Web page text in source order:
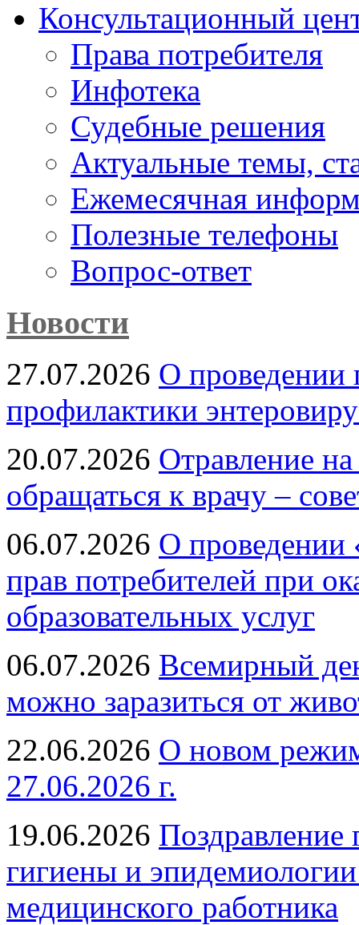
Консультационный
Права потребителя
Инфотека
Судебные решения
Актуальные темы,
Ежемесячная
Полезные телефоны
Вопрос-ответ
Новости
27.07.2026 О проведении
профилактики
20.07.2026 Отравление
обращаться к врачу –
06.07.2026 О проведении
прав потребителей при
образовательных услуг
06.07.2026 Всемирный
можно заразиться от
22.06.2026 О новом
27.06.2026 г.
19.06.2026 Поздравление
гигиены и
медицинского работника